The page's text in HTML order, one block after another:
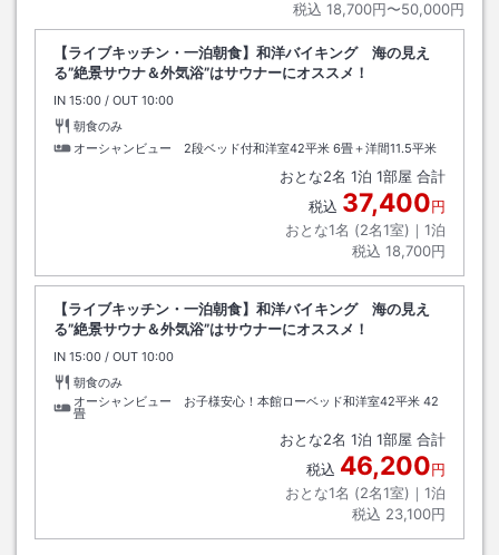
税込 18,700円〜50,000円
【ライブキッチン・一泊朝食】和洋バイキング 海の見え
る”絶景サウナ＆外気浴”はサウナーにオススメ！
IN チェックイン
15:00 / OUT チェックアウト
10:00
朝食のみ
オーシャンビュー 2段ベッド付和洋室42平米 6畳＋洋間11.5平米
おとな2名 1泊 1部屋 合計
税込 37,400円
おとな1名 (2名1室)｜ 1泊
税込 18,700円
【ライブキッチン・一泊朝食】和洋バイキング 海の見え
る”絶景サウナ＆外気浴”はサウナーにオススメ！
IN チェックイン
15:00 / OUT チェックアウト
10:00
朝食のみ
オーシャンビュー お子様安心！本館ローベッド和洋室42平米 42
畳
おとな2名 1泊 1部屋 合計
税込 46,200円
おとな1名 (2名1室)｜ 1泊
税込 23,100円